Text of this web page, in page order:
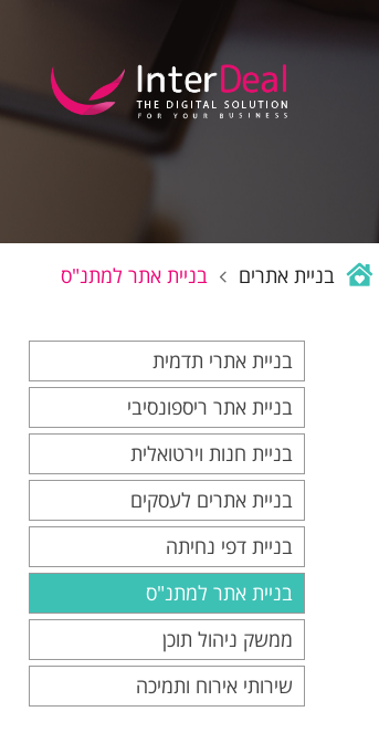
בניית אתרים בניית אתר למתנ"ס
בניית אתרי תדמית
בניית אתר ריספונסיבי
בניית חנות וירטואלית
בניית אתרים לעסקים
בניית דפי נחיתה
בניית אתר למתנ"ס
ממשק ניהול תוכן
שירותי אירוח ותמיכה